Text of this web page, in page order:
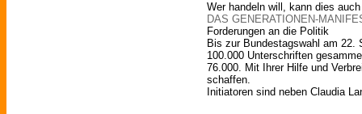
Wer handeln will, kann dies
DAS GENERATIONEN-
Forderungen an die Politik
Bis zur Bundestagswahl am 22.
100.000 Unterschriften
76.000. Mit Ihrer Hilfe und
schaffen.
Initiatoren sind neben Claudia